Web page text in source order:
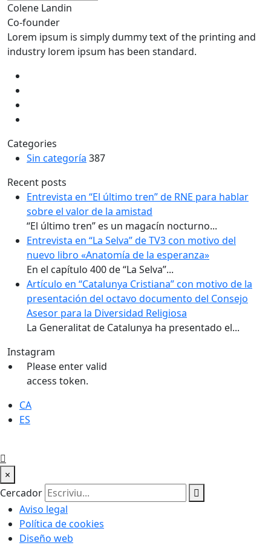
Colene Landin
Co-founder
Lorem ipsum is simply dummy text of the printing and
industry lorem ipsum has been standard.
Categories
Sin categoría 387
Recent posts
Entrevista en “El último tren” de RNE para hablar
sobre el valor de la amistad
“El último tren” es un magacín nocturno...
Entrevista en “La Selva” de TV3 con motivo del
nuevo libro «Anatomía de la esperanza»
En el capítulo 400 de “La Selva”...
Artículo en “Catalunya Cristiana” con motivo de la
presentación del octavo documento del Consejo
Asesor para la Diversidad Religiosa
La Generalitat de Catalunya ha presentado el...
Instagram
Please enter valid
access token.
CA
ES
×
Cercador
Aviso legal
Política de cookies
Diseño web